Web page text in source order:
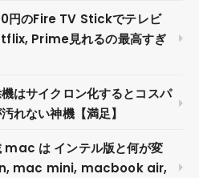
円のFire TV Stickでテレビ
Prime見れるの最高すぎ
はサイクロン化するとコスパ
れない神機【満足】
mac は インテル版と何が変
mac mini, macbook air,